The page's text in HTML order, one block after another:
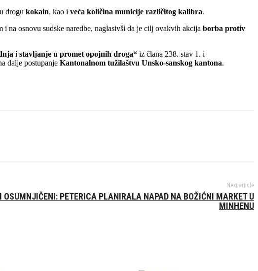
drogu kokain, kao i veća količina municije različitog kalibra.
i na osnovu sudske naredbe, naglasivši da je cilj ovakvih akcija borba protiv
i stavljanje u promet opojnih droga“ iz člana 238. stav 1. i
dalje postupanje Kantonalnom tužilaštvu Unsko-sanskog kantona.
Next article
OSUMNJIČENI: PETERICA PLANIRALA NAPAD NA BOŽIĆNI MARKET U
MINHENU